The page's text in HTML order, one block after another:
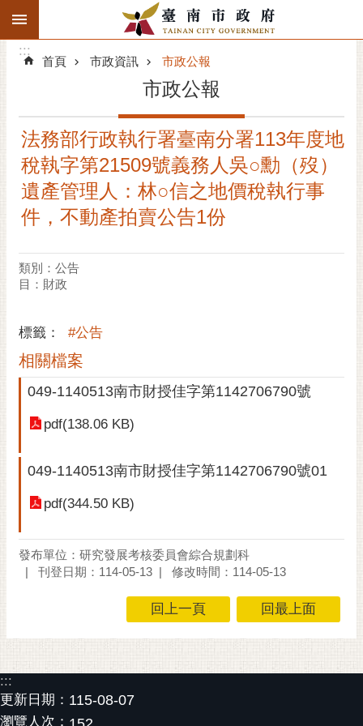
跳到主要內容區塊
搜
階
精彩府城
市府動態
市府團隊
主題服務
市民互動
螢
桐
花
祭
站
覽
訂
:::
:::
首頁 市政資訊 市政公報
市政公報
法務部行政執行署臺南分署113年度地
稅執字第21509號義務人吳○勳（歿）
遺產管理人：林○信之地價稅執行事
件，不動產拍賣公告1份
類別：公告
目：財政
標籤： #公告
相關檔案
049-1140513南市財授佳字第1142706790號
pdf(138.06 KB)
049-1140513南市財授佳字第1142706790號01
pdf(344.50 KB)
發布單位：研究發展考核委員會綜合規劃科
刊登日期：114-05-13
修改時間：114-05-13
回上一頁 回最上面
:::
更新日期： 115-08-07
瀏覽人次：